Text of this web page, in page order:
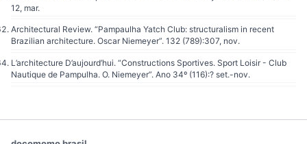
12, mar.
Architectural Review. “Pampaulha Yatch Club: structuralism in recent
Brazilian architecture. Oscar Niemeyer”. 132 (789):307, nov.
L’architecture D’aujourd’hui. “Constructions Sportives. Sport Loisir - Club
Nautique de Pampulha. O. Niemeyer”. Ano 34º (116):? set.-nov.